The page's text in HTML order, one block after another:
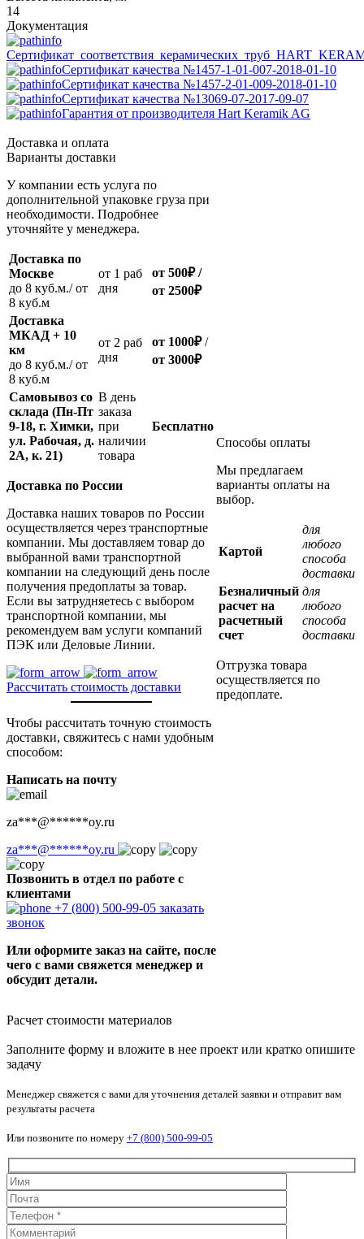
14
Документация
Сертификат качества №1457-1-01-007-2018-01-10
Сертификат качества №1457-2-01-009-2018-01-10
Сертификат качества №13069-07-2017-09-07
Гарантия от производителя Hart Keramik AG
Доставка и оплата
Варианты доставки
У компании есть услуга по
дополнительной упаковке груза при
необходимости. Подробнее
уточняйте у менеджера.
Доставка по
Москве
до 8 куб.м./ от
8 куб.м
oт 1 раб
дня
от 500₽/
от 2500₽
Доставка
МКАД + 10
км
до 8 куб.м./ от
8 куб.м
oт 2 раб
дня
от 1000₽/
от 3000₽
Самовывоз со
склада (Пн-Пт
9-18, г. Химки,
ул. Рабочая, д.
2А, к. 21)
В день
заказа
при
наличии
товара
Бесплатно
Доставка по России
Доставка наших товаров по России
осуществляется через транспортные
компании. Мы доставляем товар до
выбранной вами транспортной
компании на следующий день после
получения предоплаты за товар.
Если вы затрудняетесь с выбором
транспортной компании, мы
рекомендуем вам услуги компаний
ПЭК или Деловые Линии.
Рассчитать стоимость доставки
Чтобы рассчитать точную стоимость
доставки, свяжитесь с нами удобным
способом:
Написать на почту
za***@******oy.ru
za***@******oy.ru
Позвонить в отдел по работе с
клиентами
+7 (800) 500-99-05 заказать
звонок
Или оформите заказ на сайте, после
чего с вами свяжется менеджер и
обсудит детали.
Способы оплаты
Мы предлагаем
варианты оплаты на
выбор.
Картой
для
любого
способа
доставки
Безналичный
расчет на
расчетный
счет
для
любого
способа
доставки
Отгрузка товара
осуществляется по
предоплате.
Расчет стоимости материалов
Заполните форму и вложите в нее проект или кратко опишите
задачу
Менеджер свяжется с вами для уточнения деталей заявки и отправит вам
результаты расчета
Или позвоните по номеру +7 (800) 500-99-05